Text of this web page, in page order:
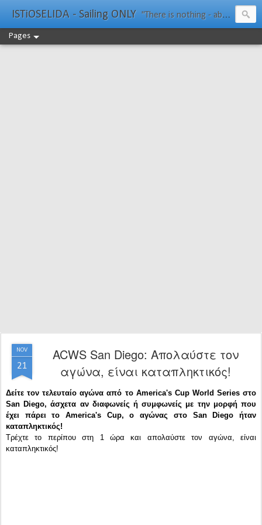
ISTiOSELIDA - Sailing ONLY "There is nothing - absolutely nothing - half so much worth doing as simply messing about in boats." Water Rat, Kenneth Grahame
Pages
NOV
21
ACWS San Diego: Απολαύστε τον
αγώνα, είναι καταπληκτικός!
Δείτε τον τελευταίο αγώνα από το America's Cup World Series στο
San Diego, άσχετα αν διαφωνείς ή συμφωνείς με την μορφή που
έχει πάρει το America's Cup, ο αγώνας στο San Diego ήταν
καταπληκτικός!
Τρέχτε το περίπου στη 1 ώρα και απολαύστε τον αγώνα, είναι
καταπληκτικός!